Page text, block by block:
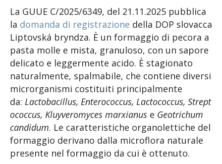
La GUUE C/2025/6349, del 21.11.2025 pubblica
la domanda di registrazione della DOP slovacca
Liptovská bryndza. È un formaggio di pecora a
pasta molle e mista, granuloso, con un sapore
delicato e leggermente acido. È stagionato
naturalmente, spalmabile, che contiene diversi
microrganismi costituiti principalmente
da: Lactobacillus, Enterococcus, Lactococcus, Strept
ococcus, Kluyveromyces marxianus e Geotrichum
candidum. Le caratteristiche organolettiche del
formaggio derivano dalla microflora naturale
presente nel formaggio da cui è ottenuto.